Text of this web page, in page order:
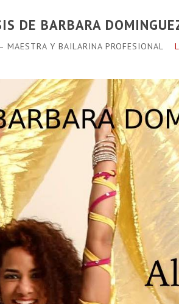
DE BARBARA
MAESTRA Y BAILARINA PROFESIONAL